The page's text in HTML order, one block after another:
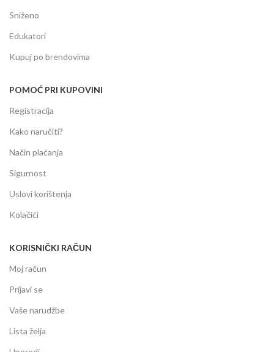
Sniženo
Edukatori
Kupuj po brendovima
POMOĆ PRI KUPOVINI
Registracija
Kako naručiti?
Način plaćanja
Sigurnost
Uslovi korištenja
Kolačići
KORISNIČKI RAČUN
Moj račun
Prijavi se
Vaše narudžbe
Lista želja